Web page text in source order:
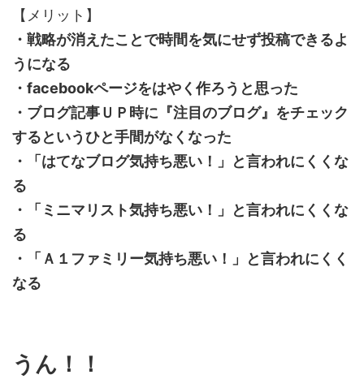
【メリット】
・戦略が消えたことで時間を気にせず投稿できるよ
うになる
・facebookページをはやく作ろうと思った
・ブログ記事ＵＰ時に『注目のブログ』をチェック
するというひと手間がなくなった
・「はてなブログ気持ち悪い！」と言われにくくな
る
・「ミニマリスト気持ち悪い！」と言われにくくな
る
・「Ａ１ファミリー気持ち悪い！」と言われにくく
なる
うん！！